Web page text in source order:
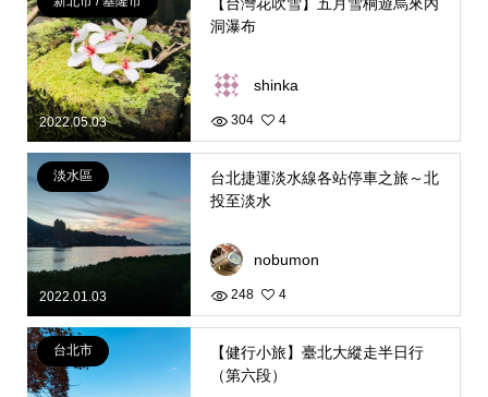
2022.05.03
洞瀑布
shinka
304 4
2022.01.03
淡水區
台北捷運淡水線各站停車之旅～北
投至淡水
nobumon
248 4
台北市
【健行小旅】臺北大縱走半日行
（第六段）